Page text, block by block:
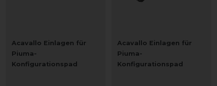
Acavallo Einlagen für
Piuma-
Konfigurationspad
Acavallo Einlagen für
Piuma-
Konfigurationspad